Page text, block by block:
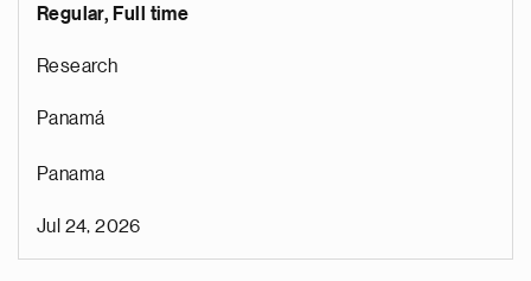
Regular, Full time
Research
Panamá
Panama
Jul 24, 2026